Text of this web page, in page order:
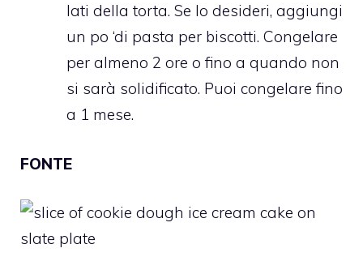
lati della torta. Se lo desideri, aggiungi
un po ‘di pasta per biscotti. Congelare
per almeno 2 ore o fino a quando non
si sarà solidificato. Puoi congelare fino
a 1 mese.
FONTE